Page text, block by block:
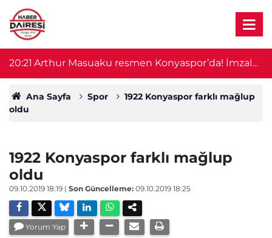
20:21 Arthur Masuaku resmen Konyaspor’da! İmzalar
atıldı
Ana Sayfa Spor
1922 Konyaspor farklı mağlup
oldu
1922 Konyaspor farklı mağlup
oldu
09.10.2019 18:19 | Son Güncelleme: 09.10.2019 18:25
Yorum Yap